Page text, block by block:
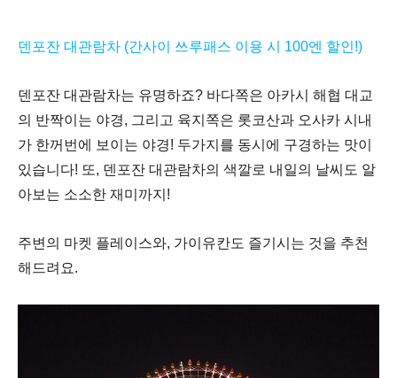
덴포잔 대관람차 (간사이 쓰루패스 이용 시 100엔 할인!)
덴포잔 대관람차는 유명하죠? 바다쪽은 아카시 해협 대교
의 반짝이는 야경, 그리고 육지쪽은 롯코산과 오사카 시내
가 한꺼번에 보이는 야경! 두가지를 동시에 구경하는 맛이
있습니다! 또, 덴포잔 대관람차의 색깔로 내일의 날씨도 알
아보는 소소한 재미까지 !
주변의 마켓 플레이스와, 가이유칸도 즐기시는 것을 추천
해드려요.